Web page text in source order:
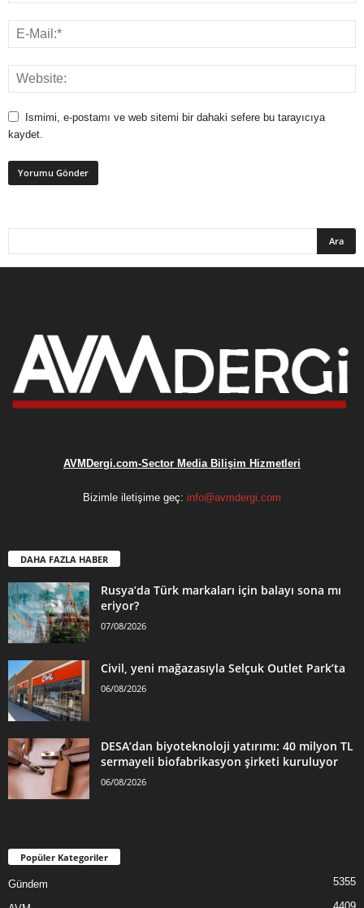
Ismimi, e-postamı ve web sitemi bir dahaki sefere bu tarayıcıya
kaydet.
AVMDergi.com-Sector Media Bilişim Hizmetleri
Bizimle iletişime geç: info@avmdergi.com
DAHA FAZLA HABER
Rusya’da Türk markaları için balayı sona mı
eriyor?
07/08/2026
Civil, yeni mağazasıyla Selçuk Outlet Park’ta
06/08/2026
DESA’dan biyoteknoloji yatırımı: 40 milyon TL
sermayeli biofabrikasyon şirketi kuruluyor
06/08/2026
Popüler Kategoriler
Gündem 5355